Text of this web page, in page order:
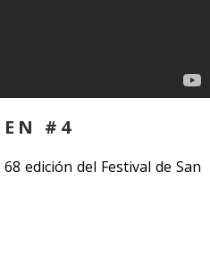
#4
edición del Festival de San